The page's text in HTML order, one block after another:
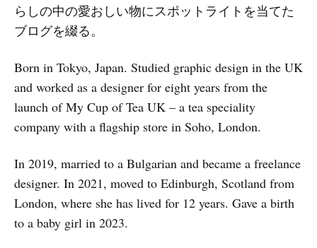
らしの中の愛おしい物にスポットライトを当てた
ブログを綴る。
Born in Tokyo, Japan. Studied graphic design in the UK
and worked as a designer for eight years from the
launch of My Cup of Tea UK – a tea speciality
company with a flagship store in Soho, London.
In 2019, married to a Bulgarian and became a freelance
designer. In 2021, moved to Edinburgh, Scotland from
London, where she has lived for 12 years. Gave a birth
to a baby girl in 2023.